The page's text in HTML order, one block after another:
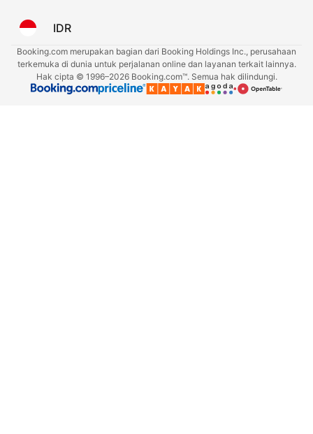
IDR
Booking.com merupakan bagian dari Booking Holdings Inc., perusahaan
terkemuka di dunia untuk perjalanan online dan layanan terkait lainnya.
Hak cipta © 1996–2026 Booking.com™. Semua hak dilindungi.